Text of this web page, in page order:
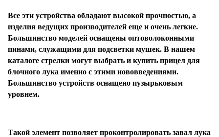
Все эти устройства обладают высокой прочностью, а
изделия ведущих производителей еще и очень легкие.
Большинство моделей оснащены оптоволоконными
пинами, служащими для подсветки мушек. В нашем
каталоге стрелки могут выбрать и купить прицел для
блочного лука именно с этими нововведениями.
Большинство устройств оснащено пузырьковым
уровнем.
Такой элемент позволяет проконтролировать завал лука
Подробнее
об оплате Плайтом